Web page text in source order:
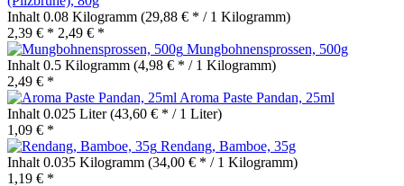
Inhalt 0.08 Kilogramm (29,88 € * / 1 Kilogramm)
2,39 € * 2,49 € *
Mungbohnensprossen, 500g
Inhalt 0.5 Kilogramm (4,98 € * / 1 Kilogramm)
2,49 € *
Aroma Paste Pandan, 25ml
Inhalt 0.025 Liter(43,60 € * / 1 Liter)
1,09 € *
Rendang, Bamboe, 35g
Inhalt 0.035 Kilogramm (34,00 € * / 1 Kilogramm)
1,19 € *